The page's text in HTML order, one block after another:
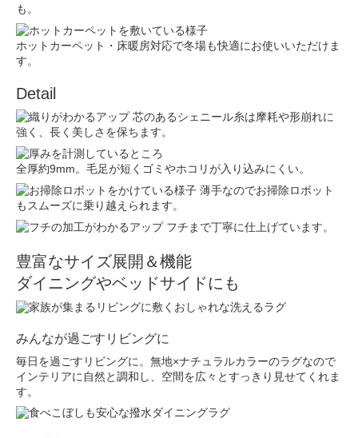
も。
ホットカーペット・床暖房対応で冬場も快適にお使いいただけま
す。
Detail
芯のあるシェニール糸は摩耗や形崩れに
強く、長く美しさを保ちます。
全厚約9mm。毛足が短くゴミやホコリが入り込みにくい。
薄手なのでお掃除ロボット
もスムーズに乗り越えられます。
フチまで丁寧に仕上げています。
豊富なサイズ展開＆機能
ダイニングやベッドサイドにも
みんなが過ごすリビングに
毎日を過ごすリビングに。無地×ナチュラルカラーのラグなので
インテリアに自然と調和し、空間を広々とすっきり見せてくれま
す。